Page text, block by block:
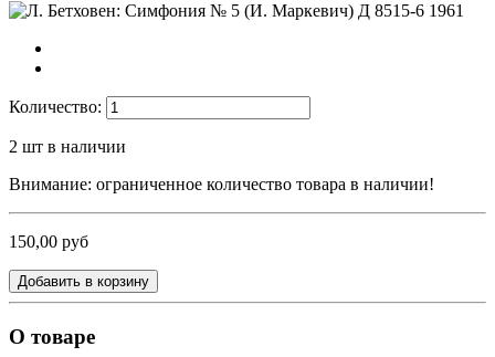
Количество:
2 шт в наличии
Внимание: ограниченное количество товара в наличии!
150,00 руб
Добавить в корзину
О товаре